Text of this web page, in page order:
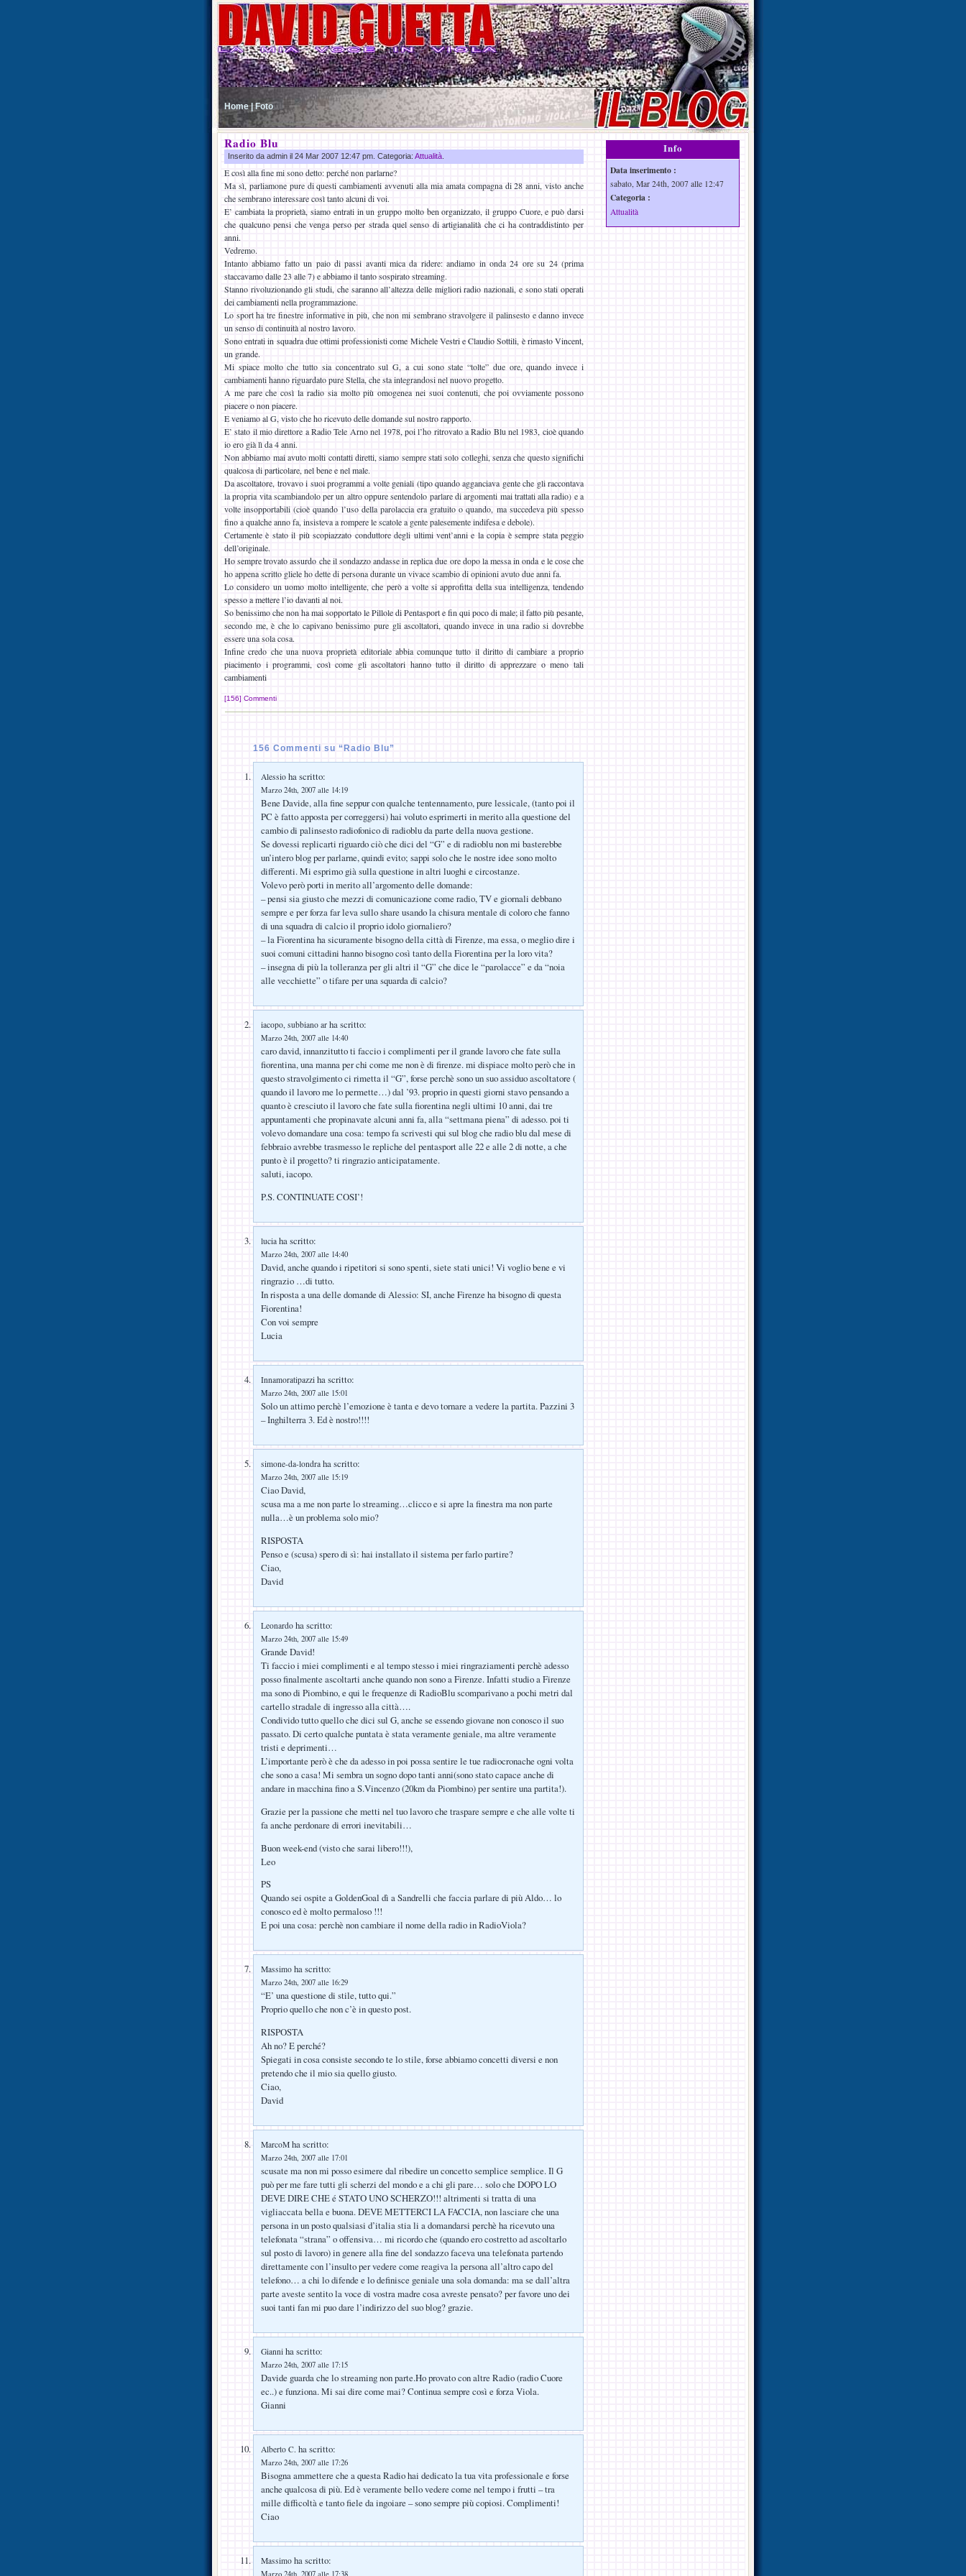
Home | Foto
Radio Blu
Inserito da admin il 24 Mar 2007 12:47 pm. Categoria: Attualità
E così alla fine mi sono detto: perché non parlarne?
Ma sì, parliamone pure di questi cambiamenti avvenuti alla mia amata compagna di 28 anni, visto anche
che sembrano interessare così tanto alcuni di voi.
E’ cambiata la proprietà, siamo entrati in un gruppo molto ben organizzato, il gruppo Cuore, e può darsi
che qualcuno pensi che venga perso per strada quel senso di artigianalità che ci ha contraddistinto per
anni.
Vedremo.
Intanto abbiamo fatto un paio di passi avanti mica da ridere: andiamo in onda 24 ore su 24 (prima
staccavamo dalle 23 alle 7) e abbiamo il tanto sospirato streaming.
Stanno rivoluzionando gli studi, che saranno all’altezza delle migliori radio nazionali, e sono stati operati
dei cambiamenti nella programmazione.
Lo sport ha tre finestre informative in più, che non mi sembrano stravolgere il palinsesto e danno invece
un senso di continuità al nostro lavoro.
Sono entrati in squadra due ottimi professionisti come Michele Vestri e Claudio Sottili, è rimasto Vincent,
un grande.
Mi spiace molto che tutto sia concentrato sul G, a cui sono state “tolte” due ore, quando invece i
cambiamenti hanno riguardato pure Stella, che sta integrandosi nel nuovo progetto.
A me pare che così la radio sia molto più omogenea nei suoi contenuti, che poi ovviamente possono
piacere o non piacere.
E veniamo al G, visto che ho ricevuto delle domande sul nostro rapporto.
E’ stato il mio direttore a Radio Tele Arno nel 1978, poi l’ho ritrovato a Radio Blu nel 1983, cioè quando
io ero già lì da 4 anni.
Non abbiamo mai avuto molti contatti diretti, siamo sempre stati solo colleghi, senza che questo significhi
qualcosa di particolare, nel bene e nel male.
Da ascoltatore, trovavo i suoi programmi a volte geniali (tipo quando agganciava gente che gli raccontava
la propria vita scambiandolo per un altro oppure sentendolo parlare di argomenti mai trattati alla radio) e a
volte insopportabili (cioè quando l’uso della parolaccia era gratuito o quando, ma succedeva più spesso
fino a qualche anno fa, insisteva a rompere le scatole a gente palesemente indifesa e debole).
Certamente è stato il più scopiazzato conduttore degli ultimi vent’anni e la copia è sempre stata peggio
dell’originale.
Ho sempre trovato assurdo che il sondazzo andasse in replica due ore dopo la messa in onda e le cose che
ho appena scritto gliele ho dette di persona durante un vivace scambio di opinioni avuto due anni fa.
Lo considero un uomo molto intelligente, che però a volte si approfitta della sua intelligenza, tendendo
spesso a mettere l’io davanti al noi.
So benissimo che non ha mai sopportato le Pillole di Pentasport e fin qui poco di male; il fatto più pesante,
secondo me, è che lo capivano benissimo pure gli ascoltatori, quando invece in una radio si dovrebbe
essere una sola cosa.
Infine credo che una nuova proprietà editoriale abbia comunque tutto il diritto di cambiare a proprio
piacimento i programmi, così come gli ascoltatori hanno tutto il diritto di apprezzare o meno tali
cambiamenti
[156] Commenti
156 Commenti su “Radio Blu”
Alessio ha scritto:
Marzo 24th, 2007 alle 14:19
Bene Davide, alla fine seppur con qualche tentennamento, pure lessicale, (tanto poi il
PC è fatto apposta per correggersi) hai voluto esprimerti in merito alla questione del
cambio di palinsesto radiofonico di radioblu da parte della nuova gestione.
Se dovessi replicarti riguardo ciò che dici del “G” e di radioblu non mi basterebbe
un’intero blog per parlarne, quindi evito; sappi solo che le nostre idee sono molto
differenti. Mi esprimo già sulla questione in altri luoghi e circostanze.
Volevo però porti in merito all’argomento delle domande:
– pensi sia giusto che mezzi di comunicazione come radio, TV e giornali debbano
sempre e per forza far leva sullo share usando la chisura mentale di coloro che fanno
di una squadra di calcio il proprio idolo giornaliero?
– la Fiorentina ha sicuramente bisogno della città di Firenze, ma essa, o meglio dire i
suoi comuni cittadini hanno bisogno così tanto della Fiorentina per la loro vita?
– insegna di più la tolleranza per gli altri il “G” che dice le “parolacce” e da “noia
alle vecchiette” o tifare per una squarda di calcio?
iacopo, subbiano ar ha scritto:
Marzo 24th, 2007 alle 14:40
caro david, innanzitutto ti faccio i complimenti per il grande lavoro che fate sulla
fiorentina, una manna per chi come me non è di firenze. mi dispiace molto però che in
questo stravolgimento ci rimetta il “G”, forse perchè sono un suo assiduo ascoltatore (
quando il lavoro me lo permette…) dal ’93. proprio in questi giorni stavo pensando a
quanto è cresciuto il lavoro che fate sulla fiorentina negli ultimi 10 anni, dai tre
appuntamenti che propinavate alcuni anni fa, alla “settmana piena” di adesso. poi ti
volevo domandare una cosa: tempo fa scrivesti qui sul blog che radio blu dal mese di
febbraio avrebbe trasmesso le repliche del pentasport alle 22 e alle 2 di notte, a che
punto è il progetto? ti ringrazio anticipatamente.
saluti, iacopo.
P.S. CONTINUATE COSI’!
lucia ha scritto:
Marzo 24th, 2007 alle 14:40
David, anche quando i ripetitori si sono spenti, siete stati unici! Vi voglio bene e vi
ringrazio …di tutto.
In risposta a una delle domande di Alessio: SI, anche Firenze ha bisogno di questa
Fiorentina!
Con voi sempre
Lucia
Innamoratipazzi ha scritto:
Marzo 24th, 2007 alle 15:01
Solo un attimo perchè l’emozione è tanta e devo tornare a vedere la partita. Pazzini 3
– Inghilterra 3. Ed è nostro!!!!
simone-da-londra ha scritto:
Marzo 24th, 2007 alle 15:19
Ciao David,
scusa ma a me non parte lo streaming…clicco e si apre la finestra ma non parte
nulla…è un problema solo mio?
RISPOSTA
Penso e (scusa) spero di sì: hai installato il sistema per farlo partire?
Ciao,
David
Leonardo ha scritto:
Marzo 24th, 2007 alle 15:49
Grande David!
Ti faccio i miei complimenti e al tempo stesso i miei ringraziamenti perchè adesso
posso finalmente ascoltarti anche quando non sono a Firenze. Infatti studio a Firenze
ma sono di Piombino, e qui le frequenze di RadioBlu scomparivano a pochi metri dal
cartello stradale di ingresso alla città….
Condivido tutto quello che dici sul G, anche se essendo giovane non conosco il suo
passato. Di certo qualche puntata è stata veramente geniale, ma altre veramente
tristi e deprimenti…
L’importante però è che da adesso in poi possa sentire le tue radiocronache ogni volta
che sono a casa! Mi sembra un sogno dopo tanti anni(sono stato capace anche di
andare in macchina fino a S.Vincenzo (20km da Piombino) per sentire una partita!).
Grazie per la passione che metti nel tuo lavoro che traspare sempre e che alle volte ti
fa anche perdonare di errori inevitabili…
Buon week-end (visto che sarai libero!!!),
Leo
PS
Quando sei ospite a GoldenGoal dì a Sandrelli che faccia parlare di più Aldo… lo
conosco ed è molto permaloso !!!
E poi una cosa: perchè non cambiare il nome della radio in RadioViola?
Massimo ha scritto:
Marzo 24th, 2007 alle 16:29
“E’ una questione di stile, tutto qui.”
Proprio quello che non c’è in questo post.
RISPOSTA
Ah no? E perché?
Spiegati in cosa consiste secondo te lo stile, forse abbiamo concetti diversi e non
pretendo che il mio sia quello giusto.
Ciao,
David
MarcoM ha scritto:
Marzo 24th, 2007 alle 17:01
scusate ma non mi posso esimere dal ribedire un concetto semplice semplice. Il G
può per me fare tutti gli scherzi del mondo e a chi gli pare… solo che DOPO LO
DEVE DIRE CHE é STATO UNO SCHERZO!!! altrimenti si tratta di una
vigliaccata bella e buona. DEVE METTERCI LA FACCIA, non lasciare che una
persona in un posto qualsiasi d’italia stia li a domandarsi perchè ha ricevuto una
telefonata “strana” o offensiva… mi ricordo che (quando ero costretto ad ascoltarlo
sul posto di lavoro) in genere alla fine del sondazzo faceva una telefonata partendo
direttamente con l’insulto per vedere come reagiva la persona all’altro capo del
telefono… a chi lo difende e lo definisce geniale una sola domanda: ma se dall’altra
parte aveste sentito la voce di vostra madre cosa avreste pensato? per favore uno dei
suoi tanti fan mi puo dare l’indirizzo del suo blog? grazie.
Gianni ha scritto:
Marzo 24th, 2007 alle 17:15
Davide guarda che lo streaming non parte.Ho provato con altre Radio (radio Cuore
ec..) e funziona. Mi sai dire come mai? Continua sempre così e forza Viola.
Gianni
Alberto C. ha scritto:
Marzo 24th, 2007 alle 17:26
Bisogna ammettere che a questa Radio hai dedicato la tua vita professionale e forse
anche qualcosa di più. Ed è veramente bello vedere come nel tempo i frutti – tra
mille difficoltà e tanto fiele da ingoiare – sono sempre più copiosi. Complimenti!
Ciao
Massimo ha scritto:
Marzo 24th, 2007 alle 17:38
Info
Data inserimento :
sabato, Mar 24th, 2007 alle 12:47
Categoria :
Attualità